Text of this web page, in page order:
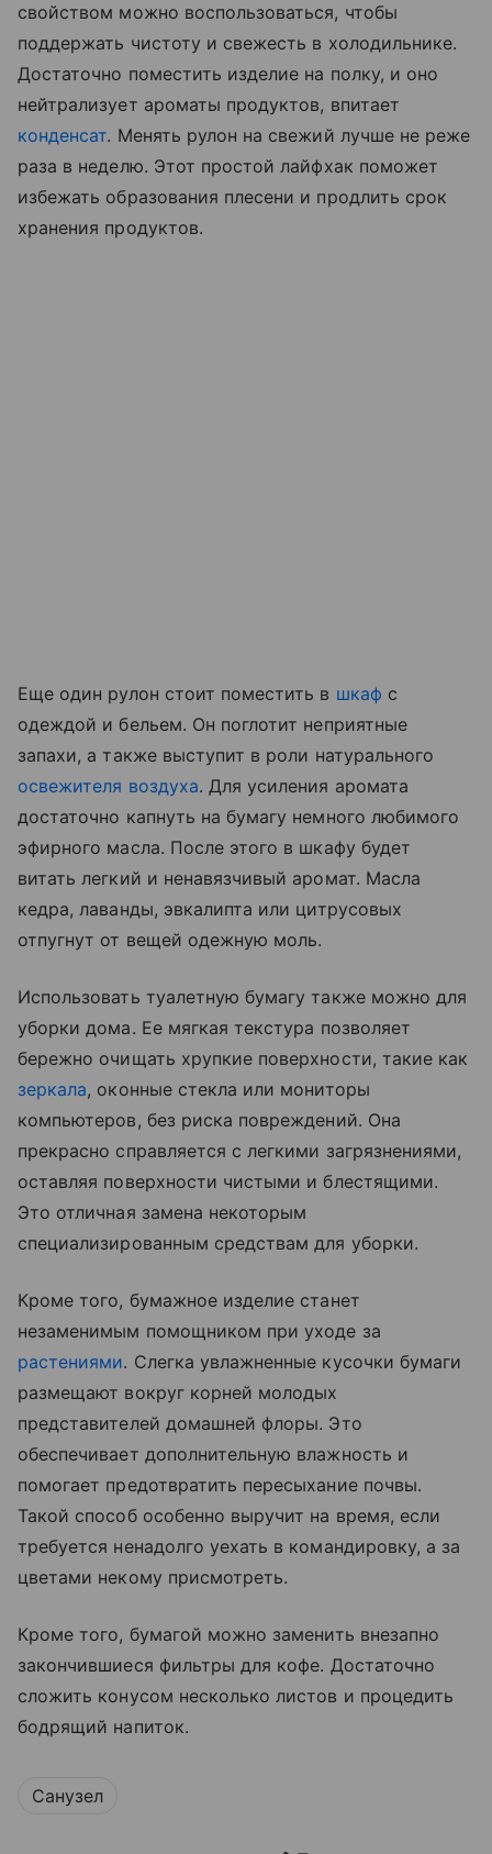
свойством можно воспользоваться, чтобы
поддержать чистоту и свежесть в холодильнике.
Достаточно поместить изделие на полку, и оно
нейтрализует ароматы продуктов, впитает
конденсат. Менять рулон на свежий лучше не реже
раза в неделю. Этот простой лайфхак поможет
избежать образования плесени и продлить срок
хранения продуктов.
Еще один рулон стоит поместить в шкаф с
одеждой и бельем. Он поглотит неприятные
запахи, а также выступит в роли натурального
освежителя воздуха. Для усиления аромата
достаточно капнуть на бумагу немного любимого
эфирного масла. После этого в шкафу будет
витать легкий и ненавязчивый аромат. Масла
кедра, лаванды, эвкалипта или цитрусовых
отпугнут от вещей одежную моль.
Использовать туалетную бумагу также можно для
уборки дома. Ее мягкая текстура позволяет
бережно очищать хрупкие поверхности, такие как
зеркала, оконные стекла или мониторы
компьютеров, без риска повреждений. Она
прекрасно справляется с легкими загрязнениями,
оставляя поверхности чистыми и блестящими.
Это отличная замена некоторым
специализированным средствам для уборки.
Кроме того, бумажное изделие станет
незаменимым помощником при уходе за
растениями. Слегка увлажненные кусочки бумаги
размещают вокруг корней молодых
представителей домашней флоры. Это
обеспечивает дополнительную влажность и
помогает предотвратить пересыхание почвы.
Такой способ особенно выручит на время, если
требуется ненадолго уехать в командировку, а за
цветами некому присмотреть.
Кроме того, бумагой можно заменить внезапно
закончившиеся фильтры для кофе. Достаточно
сложить конусом несколько листов и процедить
бодрящий напиток.
Санузел